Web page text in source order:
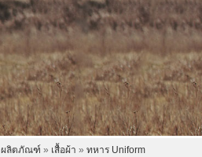
ผลิตภัณฑ์ » เสื้อผ้า » ทหาร Uniform